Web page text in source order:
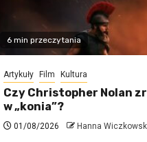
6 min przeczytania
Artykuły Film Kultura
Czy Christopher Nolan
w „konia”?
01/08/2026 Hanna